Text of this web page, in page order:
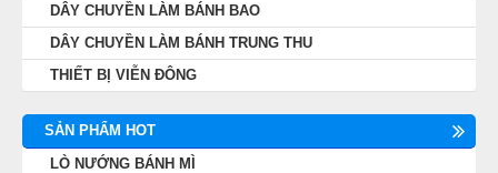
DÂY CHUYỀN LÀM BÁNH BAO
DÂY CHUYỀN LÀM BÁNH TRUNG THU
THIẾT BỊ VIỄN ĐÔNG
SẢN PHẨM HOT
LÒ NƯỚNG BÁNH MÌ